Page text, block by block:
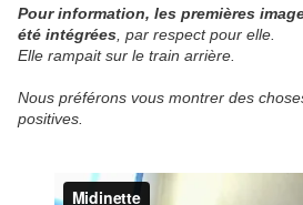
Pour information, les premières
été intégrées , par respect pour elle.
Elle rampait sur le train arrière.
Nous préférons vous montrer des
positives.